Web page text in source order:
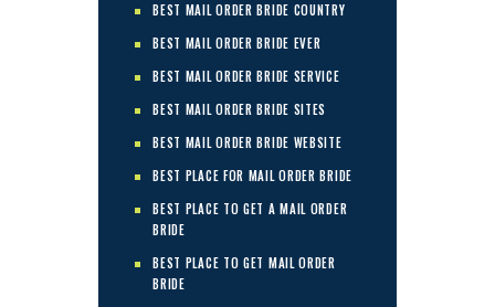
BEST MAIL ORDER BRIDE COUNTRY
BEST MAIL ORDER BRIDE EVER
BEST MAIL ORDER BRIDE SERVICE
BEST MAIL ORDER BRIDE SITES
BEST MAIL ORDER BRIDE WEBSITE
BEST PLACE FOR MAIL ORDER BRIDE
BEST PLACE TO GET A MAIL ORDER
BRIDE
BEST PLACE TO GET MAIL ORDER
BRIDE